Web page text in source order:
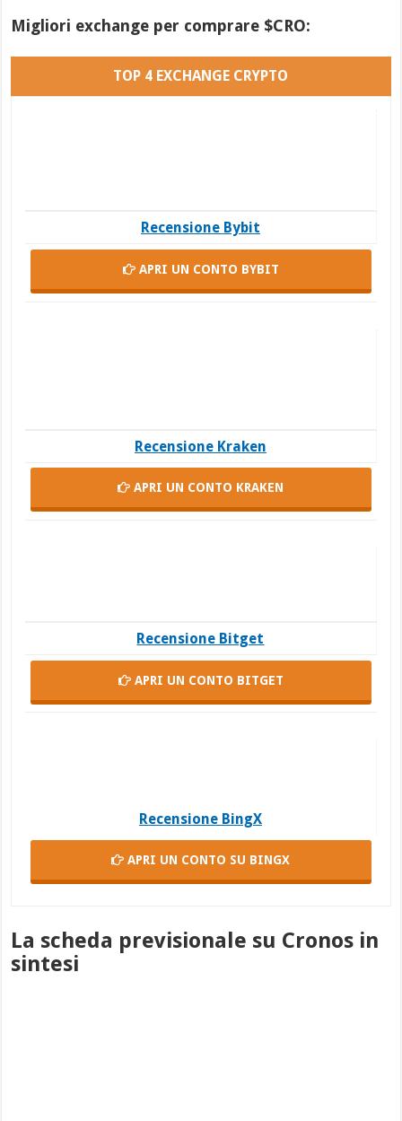
Migliori exchange per comprare $CRO:
TOP 4 EXCHANGE CRYPTO
Recensione Bybit
APRI UN CONTO BYBIT
Recensione Kraken
APRI UN CONTO KRAKEN
Recensione Bitget
APRI UN CONTO BITGET
Recensione BingX
APRI UN CONTO SU BINGX
La scheda previsionale su Cronos in
sintesi